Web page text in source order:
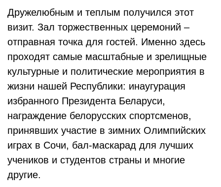
Дружелюбным и теплым получился этот
визит. Зал торжественных церемоний –
отправная точка для гостей. Именно здесь
проходят самые масштабные и зрелищные
культурные и политические мероприятия в
жизни нашей Республики: инаугурация
избранного Президента Беларуси,
награждение белорусских спортсменов,
принявших участие в зимних Олимпийских
играх в Сочи, бал-маскарад для лучших
учеников и студентов страны и многие
другие.